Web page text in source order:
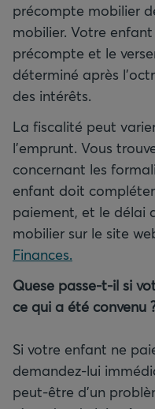
précompte mobilier
mobilier. Votre
précompte et le
déterminé après
des intérêts.
La fiscalité peut
l’emprunt. Vous
concernant les
enfant doit
paiement, et le délai
mobilier sur le site
Finances.
Quese passe-t-il si
ce qui a été convenu
Si votre enfant ne
demandez-lui
peut-être d’un